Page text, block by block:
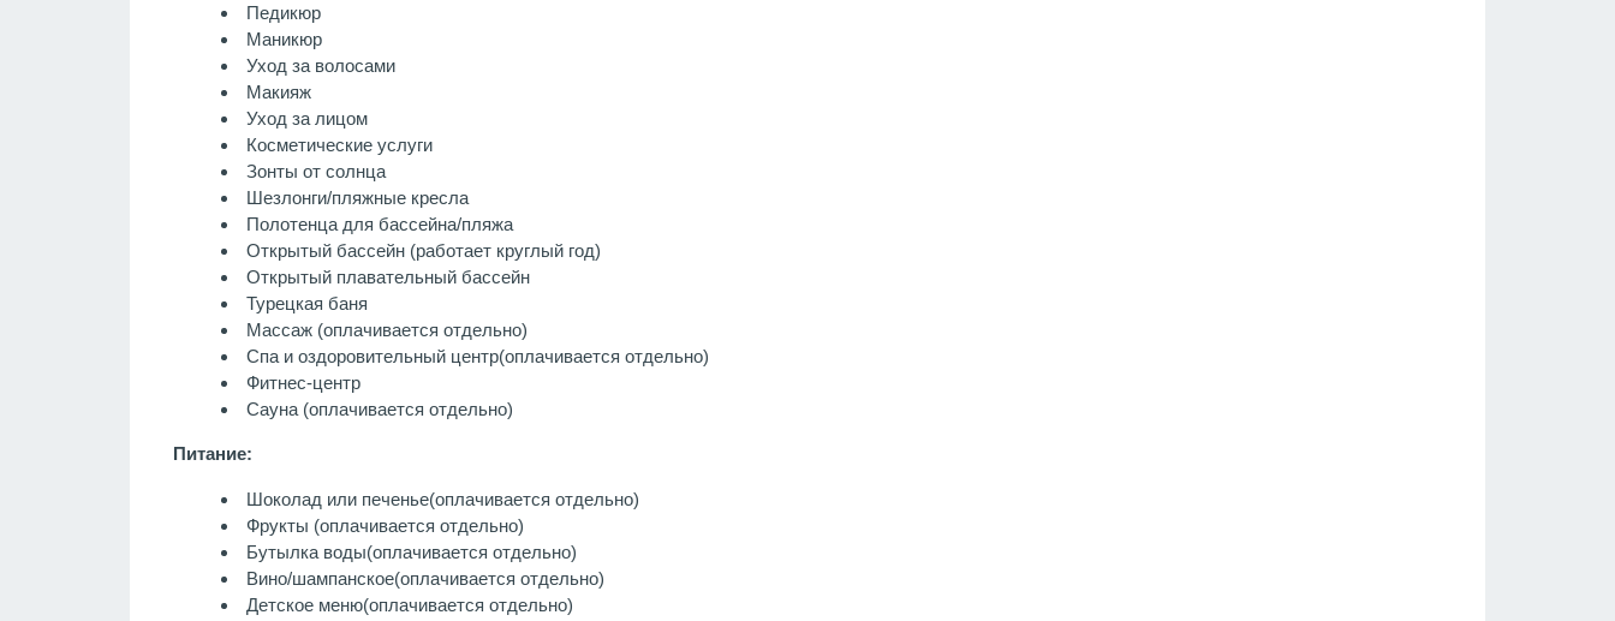
Педикюр
Маникюр
Уход за волосами
Макияж
Уход за лицом
Косметические услуги
Зонты от солнца
Шезлонги/пляжные кресла
Полотенца для бассейна/пляжа
Открытый бассейн (работает круглый год)
Открытый плавательный бассейн
Турецкая баня
Массаж (оплачивается отдельно)
Спа и оздоровительный центр(оплачивается отдельно)
Фитнес-центр
Сауна (оплачивается отдельно)
Питание:
Шоколад или печенье(оплачивается отдельно)
Фрукты (оплачивается отдельно)
Бутылка воды(оплачивается отдельно)
Вино/шампанское(оплачивается отдельно)
Детское меню(оплачивается отдельно)